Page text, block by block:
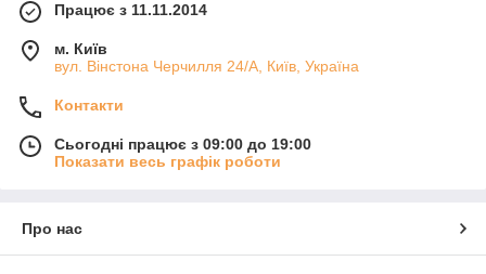
Працює з 11.11.2014
м. Київ
вул. Вінстона Черчилля 24/А, Київ, Україна
Контакти
Сьогодні працює з 09:00 до 19:00
Показати весь графік роботи
Про нас